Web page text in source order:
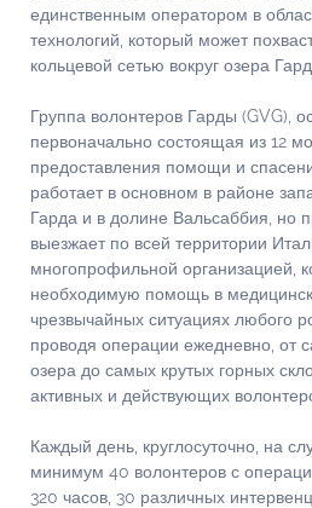
единственным оператором в
технологий, который может
кольцевой сетью вокруг озера
Группа волонтеров Гарды (GVG),
первоначально состоящая из 12
предоставления помощи и
работает в основном в районе
Гарда и в долине Вальсаббия, но
выезжает по всей территории
многопрофильной организацией,
необходимую помощь в
чрезвычайных ситуациях любого
проводя операции ежедневно, от
озера до самых крутых горных
активных и действующих
Каждый день, круглосуточно, на
минимум 40 волонтеров с
320 часов, 30 различных